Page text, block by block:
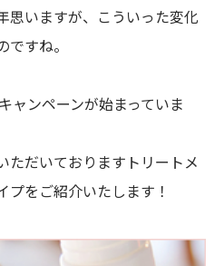
思いますが、こういった変化
すね。
ャンペーンが始まっていま
ただいておりますトリートメ
プをご紹介いたします！